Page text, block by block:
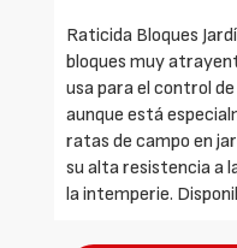
Raticida Bloques
bloques muy
usa para el control
aunque está
ratas de campo en
su alta resistencia a
la intemperie.